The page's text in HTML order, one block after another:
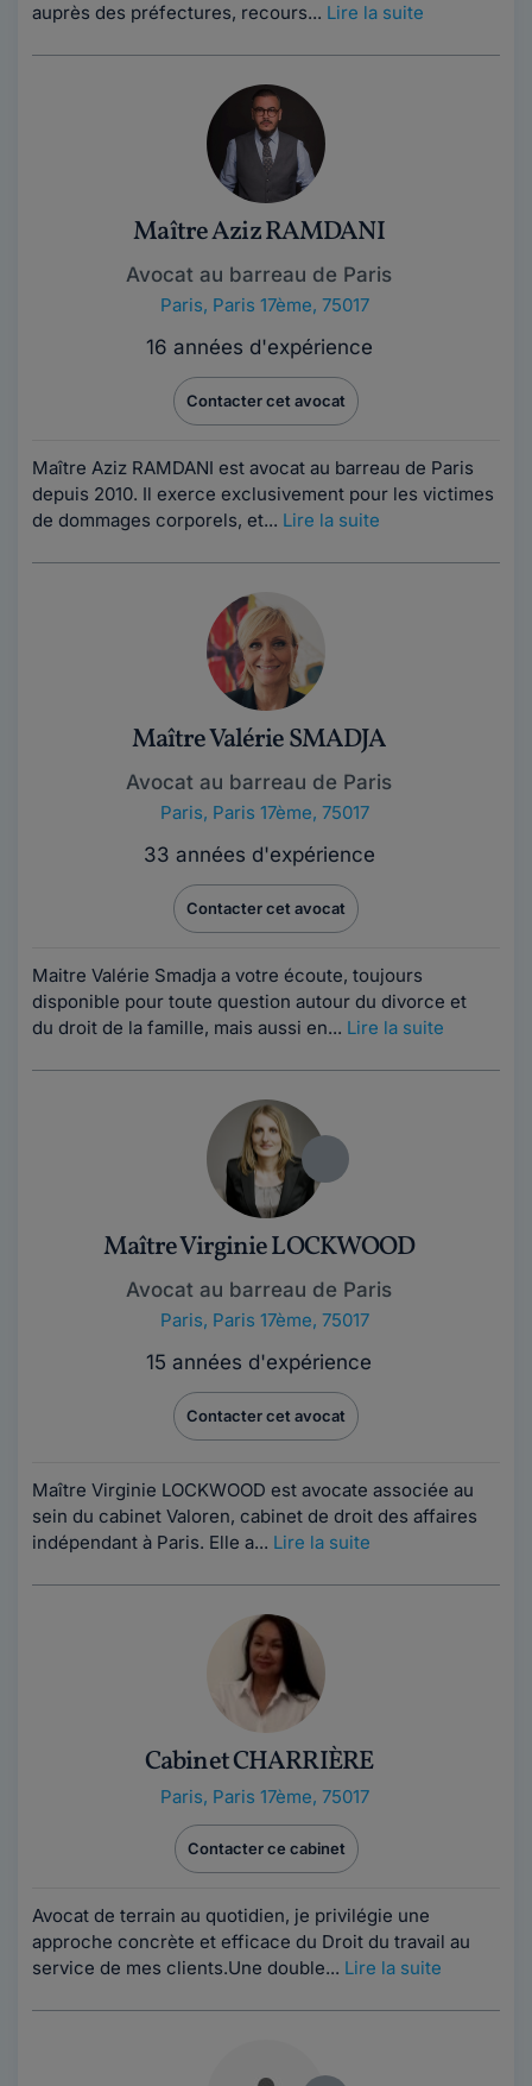
auprès des préfectures, recours... Lire la suite
Maître Aziz RAMDANI
Avocat au barreau de Paris
Paris, Paris 17ème, 75017
16 années d'expérience
Contacter cet avocat
Maître Aziz RAMDANI est avocat au barreau de Paris
depuis 2010. Il exerce exclusivement pour les victimes
de dommages corporels, et... Lire la suite
Maître Valérie SMADJA
Avocat au barreau de Paris
Paris, Paris 17ème, 75017
33 années d'expérience
Contacter cet avocat
Maitre Valérie Smadja a votre écoute, toujours
disponible pour toute question autour du divorce et
du droit de la famille, mais aussi en... Lire la suite
Maître Virginie LOCKWOOD
Avocat au barreau de Paris
Paris, Paris 17ème, 75017
15 années d'expérience
Contacter cet avocat
Maître Virginie LOCKWOOD est avocate associée au
sein du cabinet Valoren, cabinet de droit des affaires
indépendant à Paris. Elle a... Lire la suite
Cabinet CHARRIÈRE
Paris, Paris 17ème, 75017
Contacter ce cabinet
Avocat de terrain au quotidien, je privilégie une
approche concrète et efficace du Droit du travail au
service de mes clients.Une double... Lire la suite